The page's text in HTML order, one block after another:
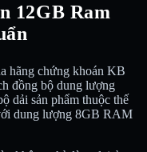
12GB Ram
hãng chứng khoán KB
đồng bộ dung lượng
dải sản phẩm thuộc thế
dung lượng 8GB RAM